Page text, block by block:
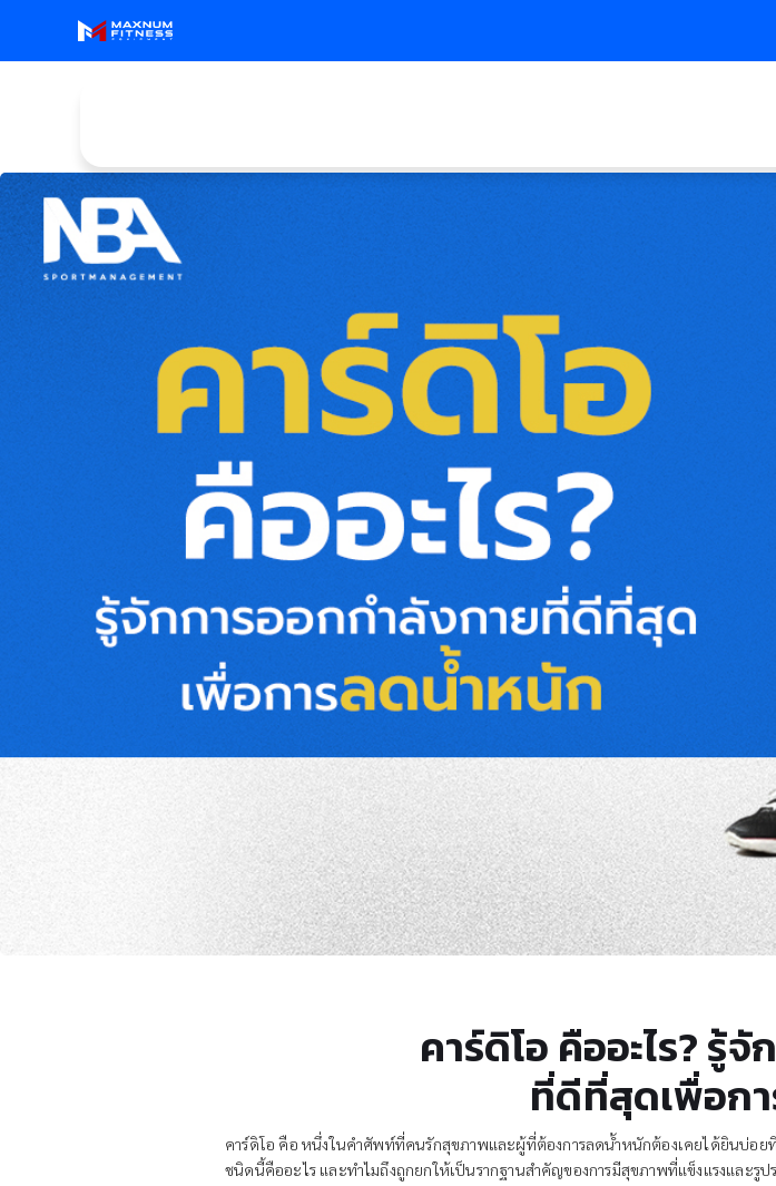
คาร์ดิโอ คืออะไร? รู้
ที่ดีที่สุดเพื่อก
คาร์ดิโอ คือ หนึ่งในคำศัพท์ที่คนรักสุขภาพและผู้ที่ต้องการลดน้ำหนักต้องเคยได้ยินบ่อย
ชนิดนี้คืออะไร และทำไมถึงถูกยกให้เป็นรากฐานสำคัญของการมีสุขภาพที่แข็งแรงและรูป